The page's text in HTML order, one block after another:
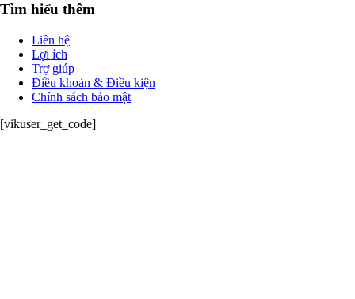
Tìm hiểu thêm
Liên hệ
Lợi ích
Trợ giúp
Điều khoản & Điều kiện
Chính sách bảo mật
[vikuser_get_code]